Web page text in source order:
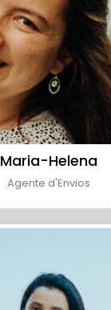
Maria-Helena
Agente d'Envios